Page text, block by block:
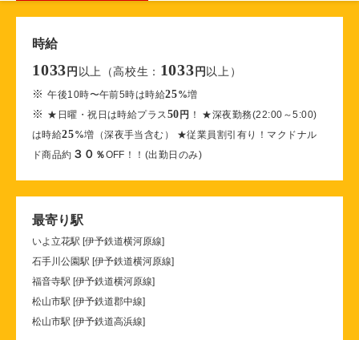
時給
1033 円 以上（高校生： 1033 円 以上）
※午後10時〜午前5時は時給25%増
※ ★日曜・祝日は時給プラス 50円 ！ ★深夜勤務(22:00～5:00)
は時給25%増（深夜手当含む） ★従業員割引有り！マクドナル
ド商品約 ３０ ％OFF！！(出勤日のみ)
最寄り駅
いよ立花駅 [伊予鉄道横河原線]
石手川公園駅 [伊予鉄道横河原線]
福音寺駅 [伊予鉄道横河原線]
松山市駅 [伊予鉄道郡中線]
松山市駅 [伊予鉄道高浜線]